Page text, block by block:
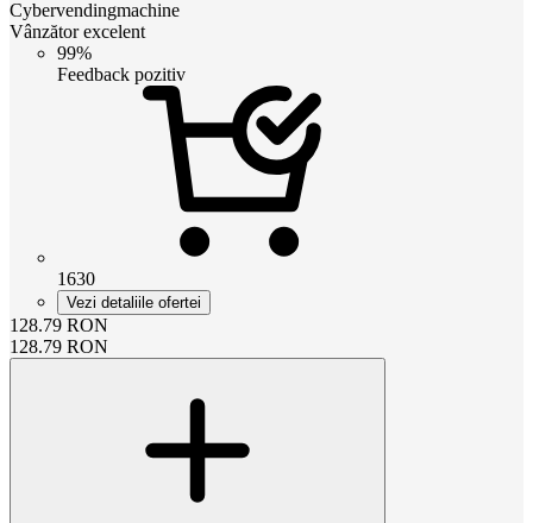
Cybervendingmachine
Vânzător excelent
99%
Feedback pozitiv
1630
Vezi detaliile ofertei
128.79 RON
128.79 RON